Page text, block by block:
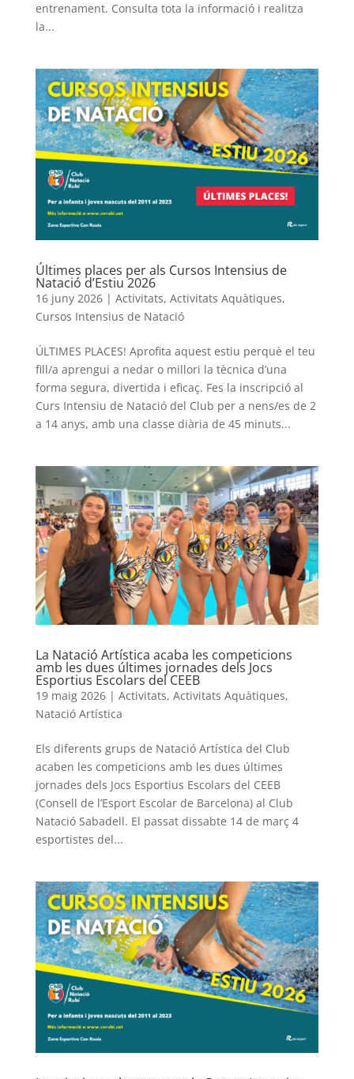
entrenament. Consulta tota la informació i realitza
la...
Últimes places per als Cursos Intensius de
Natació d’Estiu 2026
16 juny 2026| Activitats, Activitats Aquàtiques,
Cursos Intensius de Natació
ÚLTIMES PLACES! Aprofita aquest estiu perquè el teu
fill/a aprengui a nedar o millori la tècnica d’una
forma segura, divertida i eficaç. Fes la inscripció al
Curs Intensiu de Natació del Club per a nens/es de 2
a 14 anys, amb una classe diària de 45 minuts...
La Natació Artística acaba les competicions
amb les dues últimes jornades dels Jocs
Esportius Escolars del CEEB
19 maig 2026| Activitats, Activitats Aquàtiques,
Natació Artística
Els diferents grups de Natació Artística del Club
acaben les competicions amb les dues últimes
jornades dels Jocs Esportius Escolars del CEEB
(Consell de l’Esport Escolar de Barcelona) al Club
Natació Sabadell. El passat dissabte 14 de març 4
esportistes del...